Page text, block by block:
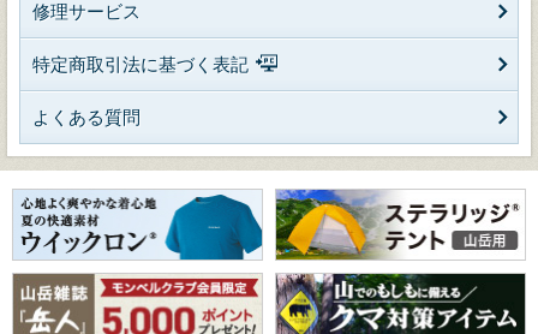
修理サービス
特定商取引法に基づく表記
よくある質問